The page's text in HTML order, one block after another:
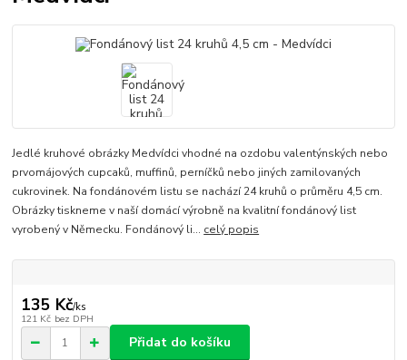
Jedlé kruhové obrázky Medvídci vhodné na ozdobu valentýnských nebo
prvomájových cupcaků, muffinů, perníčků nebo jiných zamilovaných
cukrovinek. Na fondánovém listu se nachází 24 kruhů o průměru 4,5 cm.
Obrázky tiskneme v naší domácí výrobně na kvalitní fondánový list
vyrobený v Německu. Fondánový li... celý popis
135 Kč/ks
121 Kč bez DPH
Přidat do košíku